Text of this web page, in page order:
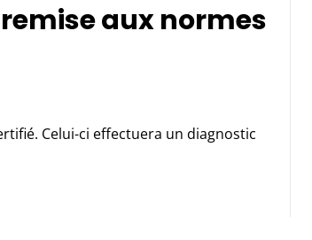
aux normes
Celui-ci effectuera un diagnostic